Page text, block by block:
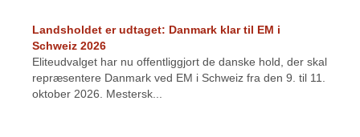
Landsholdet er udtaget: Danmark klar til EM i
Schweiz 2026
Eliteudvalget har nu offentliggjort de danske hold, der skal
repræsentere Danmark ved EM i Schweiz fra den 9. til 11.
oktober 2026. Mestersk...